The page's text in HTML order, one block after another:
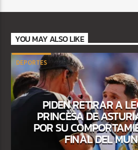
YOU MAY ALSO LIKE
DEPORTES
PIDEN RETIRAR A
PRINCESA DE
POR SU
FINAL DEL